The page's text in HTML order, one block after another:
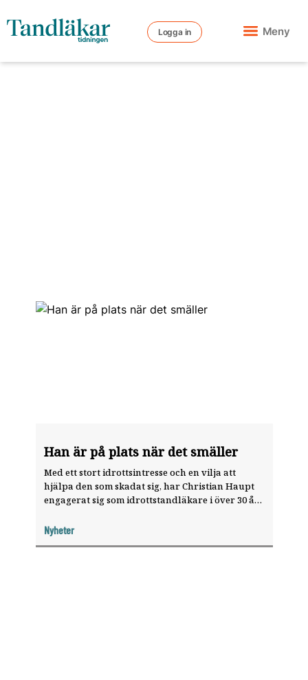
Logga in Meny
Han är på plats när det smäller
Med ett stort idrottsintresse och en vilja att
hjälpa den som skadat sig, har Christian Haupt
engagerat sig som idrottstandläkare i över 30 år.
forskningsprojekt.
Nyheter